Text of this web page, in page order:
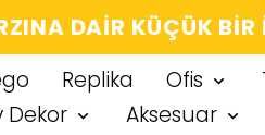
DAIR KÜÇÜK
Replika Ofis
Dekor Aksesuar